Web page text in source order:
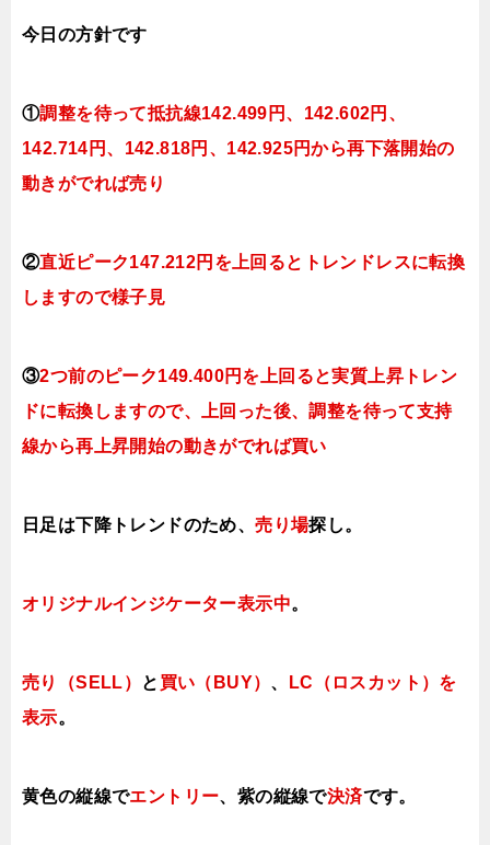
今日 の方針です
①調整を待って抵抗線142.499 円、142.602円 、
142.714円、142.818円、142.925円から再下落開始の
動きがでれば売り
②直近ピーク147.212円を上回るとトレンドレスに転換
しますので様子見
③2つ前のピーク149.400円を上回ると実質上昇トレン
ドに転換しますので、上回った後、調整を待って支持
線から再上昇開始の動きがでれば買い
日足は下降トレンドのため、売り場探し。
オリジナルインジケーター表示中。
売り（SELL） と 買い（BUY） 、
LC（ロスカット）を
表示。
黄色の縦線でエントリー、紫の縦線で決済です。